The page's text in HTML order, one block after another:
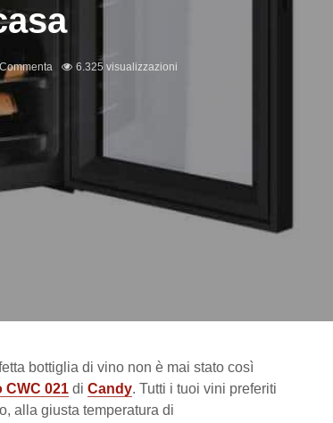
Commenta 6.325 visualizzazioni
bottiglia di vino non è mai stato così
CWC 021 di Candy. Tutti i tuoi vini preferiti
alla giusta temperatura di